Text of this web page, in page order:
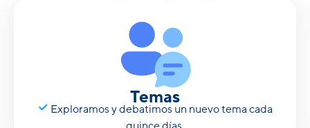
Temas
Exploramos y debatimos un nuevo tema cada